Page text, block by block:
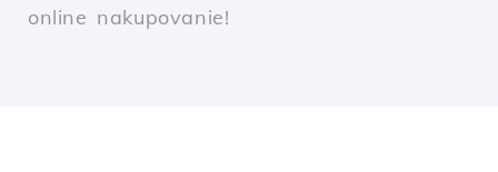
online nakupovanie!